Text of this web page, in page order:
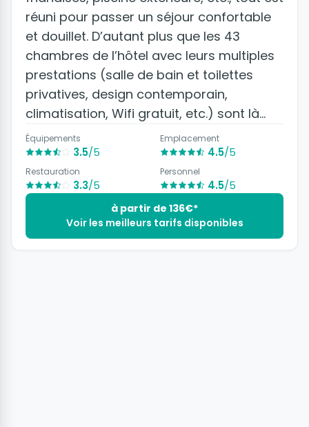
réuni pour passer un séjour confortable
et douillet. D’autant plus que les 43
chambres de l’hôtel avec leurs multiples
prestations (salle de bain et toilettes
privatives, design contemporain,
climatisation, Wifi gratuit, etc.) sont là
pour y contribuer !
Équipements
3.5/5
Emplacement
4.5/5
Restauration
3.3/5
Personnel
4.5/5
à partir de 136€*
Voir les meilleurs tarifs disponibles